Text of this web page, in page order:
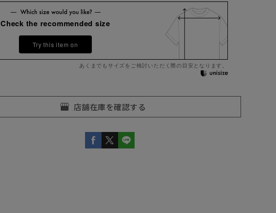
Check the recommended size
Try this item on
あくまでもサイズをご検討いただく際の目安となります。